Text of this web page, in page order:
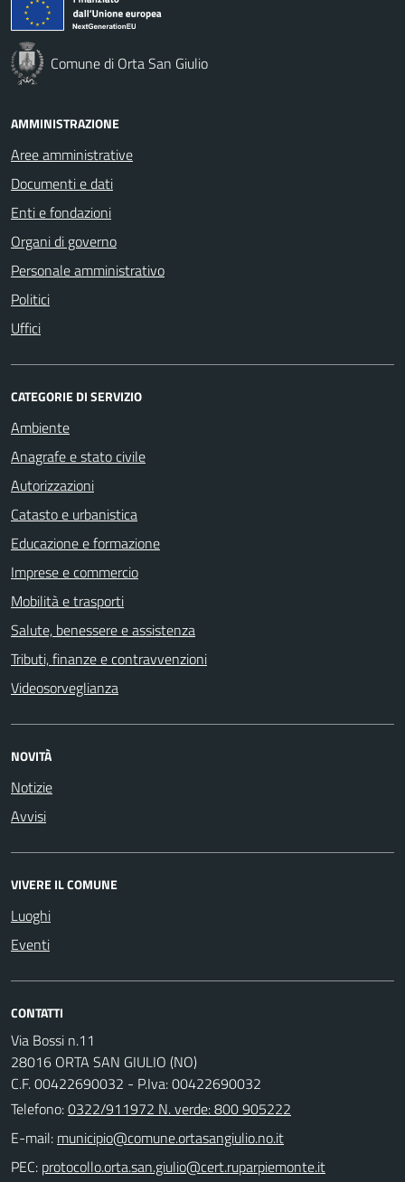
Comune di Orta San Giulio
AMMINISTRAZIONE
Aree amministrative
Documenti e dati
Enti e fondazioni
Organi di governo
Personale amministrativo
Politici
Uffici
CATEGORIE DI SERVIZIO
Ambiente
Anagrafe e stato civile
Autorizzazioni
Catasto e urbanistica
Educazione e formazione
Imprese e commercio
Mobilità e trasporti
Salute, benessere e assistenza
Tributi, finanze e contravvenzioni
Videosorveglianza
NOVITÀ
Notizie
Avvisi
VIVERE IL COMUNE
Luoghi
Eventi
CONTATTI
Via Bossi n.11
28016 ORTA SAN GIULIO (NO)
C.F. 00422690032 - P.Iva: 00422690032
Telefono:0322/911972 N. verde: 800 905222
E-mail:
PEC: